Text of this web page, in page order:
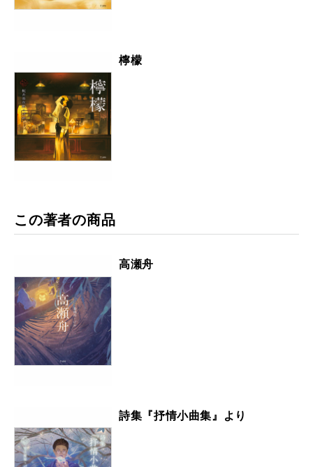
檸檬
この著者の商品
高瀬舟
詩集『抒情小曲集』より